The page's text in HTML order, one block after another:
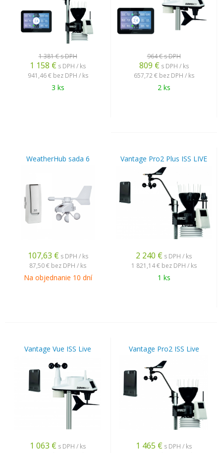
1 381 €s DPH
1 158 € s DPH / ks
941,46 € bez DPH / ks
3 ks
964 €s DPH
809 € s DPH / ks
657,72 € bez DPH / ks
2 ks
WeatherHub sada 6
107,63 € s DPH / ks
87,50 € bez DPH / ks
Na objednanie 10 dní
Vantage Pro2 Plus ISS LIVE
2 240 € s DPH / ks
1 821,14 € bez DPH / ks
1 ks
Vantage Vue ISS Live
1 063 € s DPH / ks
Vantage Pro2 ISS Live
1 465 € s DPH / ks